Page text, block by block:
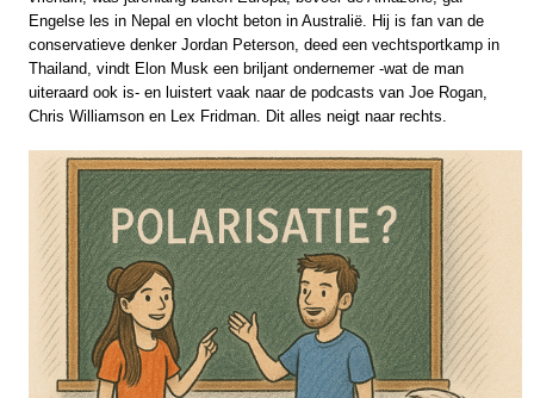
Engelse les in Nepal en vlocht beton in Australië. Hij is fan van de
conservatieve denker Jordan Peterson, deed een vechtsportkamp in
Thailand, vindt Elon Musk een briljant ondernemer -wat de man
uiteraard ook is- en luistert vaak naar de podcasts van Joe Rogan,
Chris Williamson en Lex Fridman. Dit alles neigt naar rechts.